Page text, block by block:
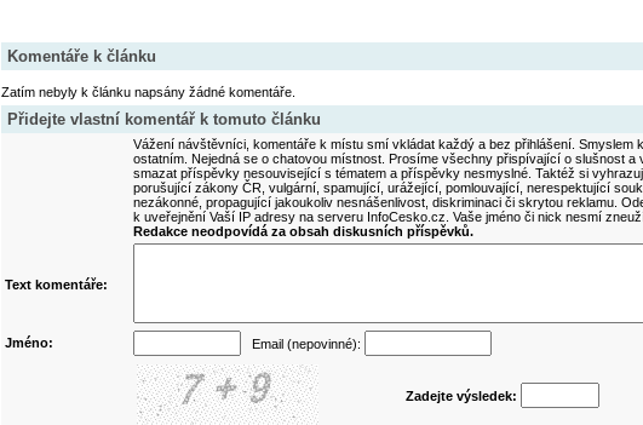
Komentáře k článku
Zatím nebyly k článku napsány žádné komentáře.
Přidejte vlastní komentář k tomuto článku
Vážení návštěvníci, komentáře k místu smí vkládat každý a bez přihlášení. Smyslem
ostatním. Nejedná se o chatovou místnost. Prosíme všechny přispívající o slušnost a
smazat příspěvky nesouvisející s tématem a příspěvky nesmyslné. Taktéž si
porušující zákony ČR, vulgární, spamující, urážející, pomlouvající, nerespektující
nezákonné, propagující jakoukoliv nesnášenlivost, diskriminaci či skrytou reklamu.
k uveřejnění Vaší IP adresy na serveru InfoCesko.cz. Vaše jméno či nick nesmí
Redakce neodpovídá za obsah diskusních příspěvků.
Text komentáře:
Jméno: Email (nepovinné):
Zadejte výsledek: